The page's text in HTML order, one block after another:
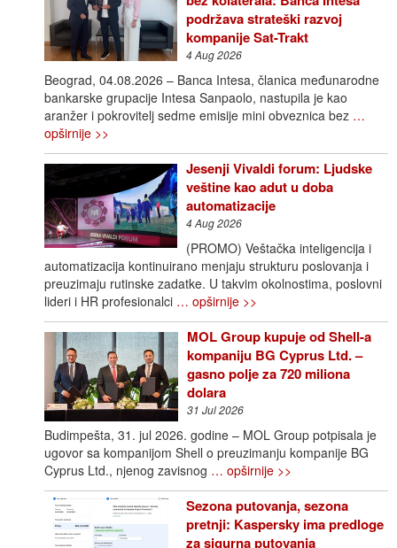
podržava strateški razvoj
kompanije Sat-Trakt
4 Aug 2026
Beograd, 04.08.2026 – Banca Intesa, članica međunarodne
bankarske grupacije Intesa Sanpaolo, nastupila je kao
aranžer i pokrovitelj sedme emisije mini obveznica bez …
opširnije >>
Jesenji Vivaldi forum: Ljudske
veštine kao adut u doba
automatizacije
4 Aug 2026
(PROMO) Veštačka inteligencija i
automatizacija kontinuirano menjaju strukturu poslovanja i
preuzimaju rutinske zadatke. U takvim okolnostima, poslovni
lideri i HR profesionalci … opširnije >>
MOL Group kupuje od Shell-a
kompaniju BG Cyprus Ltd. –
gasno polje za 720 miliona
dolara
31 Jul 2026
Budimpešta, 31. jul 2026. godine – MOL Group potpisala je
ugovor sa kompanijom Shell o preuzimanju kompanije BG
Cyprus Ltd., njenog zavisnog … opširnije >>
Sezona putovanja, sezona
pretnji: Kaspersky ima predloge
za sigurna putovanja